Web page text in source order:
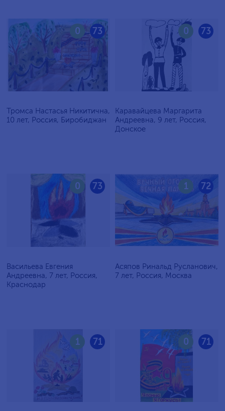
73
0
Тромса Настасья Никитична,
10 лет, Россия, Биробиджан
73
0
Каравайцева Маргарита
Андреевна, 9 лет, Россия,
Донское
73
0
Васильева Евгения
Андреевна, 7 лет, Россия,
Краснодар
72
1
Асяпов Ринальд Русланович,
7 лет, Россия, Москва
71
1 71
0